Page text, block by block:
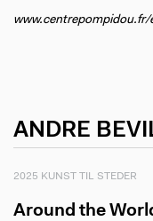
www.centrepompidou.fr/
ANDRE
2025 KUNST TIL STEDER
Around the